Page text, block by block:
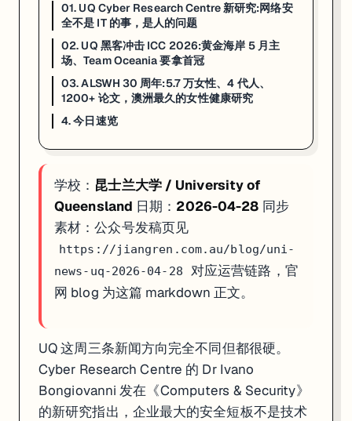
澳洲女性健康纵向研究（Australian Longitudinal Study on Women's
UQ 这边的负责人是 Professor Gita Mishra AO，她在 ALSWH 启动那
对走 Public Health / Epidemiology / Health Sciences 方向的学生，
来源：UQ News · 2026-04-22
4. 今日速览
01 · 网络安全治理
02 · ICC 2026 网络世界杯:5 月 18–21 日黄金海岸 The Star，
03 · ALSWH 30 周年 :5.7 万女性 / 4 代人 / 1200+ 论文 / 135 位
如果你在看 UQ 的申请、奖学金或研究机会，这篇可以直接当作今天的
01. UQ Cyber Research Centre 新研究:网络安
全不是 IT 的事，是人的问题
02. UQ 黑客冲击 ICC 2026:黄金海岸 5 月主
场、Team Oceania 要拿首冠
03. ALSWH 30 周年:5.7 万女性、4 代人、
1200+ 论文，澳洲最久的女性健康研究
4. 今日速览
学校： 昆士兰大学 / University of
Queensland 日期： 2026-04-28 同步
素材：公众号发稿页见
https://jiangren.com.au/blog/uni-
news-uq-2026-04-28
对应运营链路，官
网 blog 为这篇 markdown 正文。
UQ 这周三条新闻方向完全不同但都很硬。
Cyber Research Centre 的 Dr Ivano
Bongiovanni 发在《Computers & Security》
的新研究指出，企业最大的安全短板不是技术